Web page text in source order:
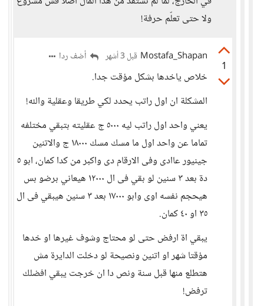
ولا حتى تعلّم حرفة!
1
Mostafa_Shapan قبل 3 أشهر أضف ردا
خلاص ياخدها بشكل مؤقت جدا.
المشكلة ان اول راتب يحدد لكي طريقا وعقلية والله!
يعني واحد اول راتب ليه ٥٠٠٠ ج عقليته بتبقي مختلفه
تماما عن واحد اول ما مسك مسك ١٨٠٠٠ ج والاتنين
جينيور عاادى وفى الارقام دى واكبر من كدا كمان، ابو ٥
دة بعد ٣ سنين لو بقي فى ال ١٢٠٠٠ هيعاني برضو بس
هيحجم نفسه اوى وابو ١٧٠٠٠ بعد ٣ سنين هيبقي فى ال
٣٥ او ٤٠ كمان.
يبقي اة ارفض حتى لو محتاج وشوف غيرها او خدها
مؤقتا شهر او اتنين ونصيحة لو دخلت الدايرة مش
هتطلع منها قبل سنة ونص دا ان خرجت يبقي افضلك
ترفض!